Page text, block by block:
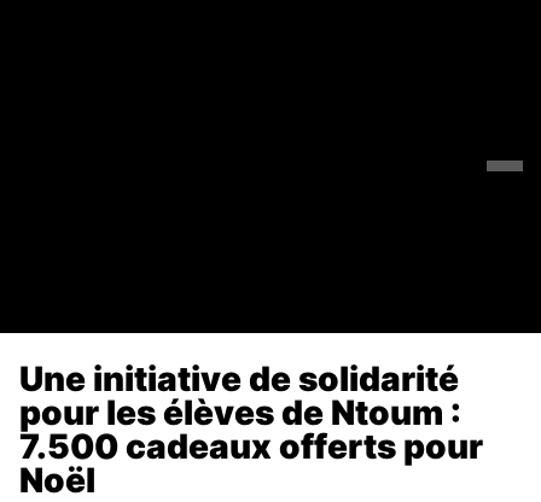
Une initiative de solidarité
pour les élèves de Ntoum :
7.500 cadeaux offerts pour
Noël